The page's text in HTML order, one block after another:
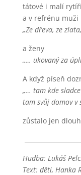
tátové i malí
a v refrénu muži
„Ze dřeva, ze
a ženy
„… ukovaný za
A když píseň
„… tam kde
tam svůj domov v
zůstalo jen
Hudba: Lukáš Pelc.
Text: děti, Hanka